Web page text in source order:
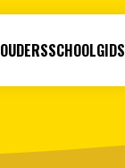
OUDERSSCHOOLGIDS